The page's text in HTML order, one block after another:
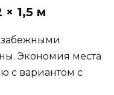
1,5 м
Экономия места
с вариантом с